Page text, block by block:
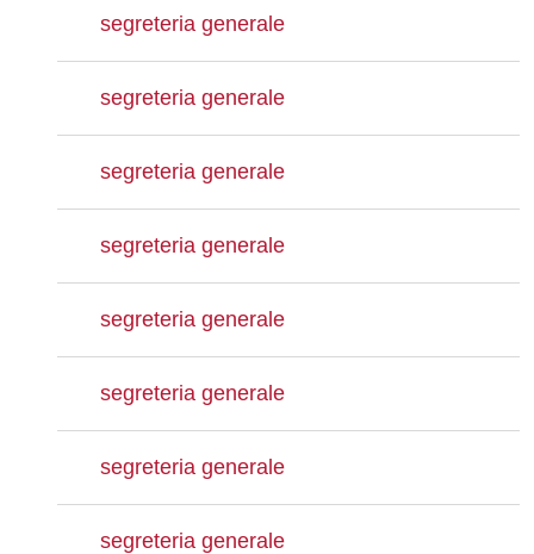
segreteria generale
segreteria generale
segreteria generale
segreteria generale
segreteria generale
segreteria generale
segreteria generale
segreteria generale